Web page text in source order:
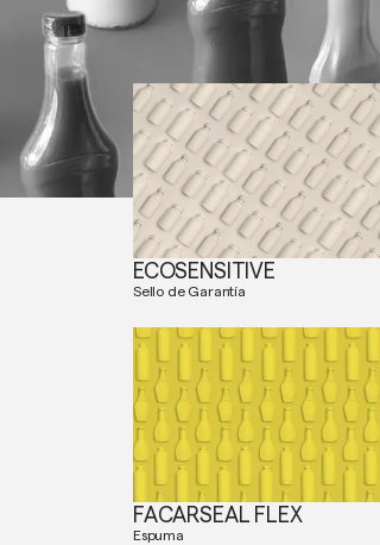
ECOSENSITIVE
Sello de Garantía
FACARSEAL FLEX
Espuma